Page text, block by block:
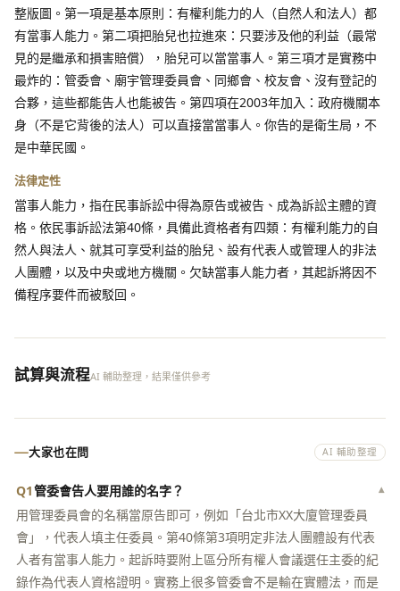
整版圖。第一項是基本原則：有權利能力的人（自然人和法人）都
有當事人能力。第二項把胎兒也拉進來：只要涉及他的利益（最常
見的是繼承和損害賠償），胎兒可以當當事人。第三項才是實務中
最炸的：管委會、廟宇管理委員會、同鄉會、校友會、沒有登記的
合夥，這些都能告人也能被告。第四項在2003年加入：政府機關本
身（不是它背後的法人）可以直接當當事人。你告的是衛生局，不
是中華民國。
法律定性
當事人能力，指在民事訴訟中得為原告或被告、成為訴訟主體的資
格。依民事訴訟法第40條，具備此資格者有四類：有權利能力的自
然人與法人、就其可享受利益的胎兒、設有代表人或管理人的非法
人團體，以及中央或地方機關。欠缺當事人能力者，其起訴將因不
備程序要件而被駁回。
試算與流程AI 輔助整理，結果僅供參考
大家也在問 AI 輔助整理
Q1管委會告人要用誰的名字？ ▾
用管理委員會的名稱當原告即可，例如「台北市XX大廈管理委員
會」，代表人填主任委員。第40條第3項明定非法人團體設有代表
人者有當事人能力。起訴時要附上區分所有權人會議選任主委的紀
錄作為代表人資格證明。實務上很多管委會不是輸在實體法，而是